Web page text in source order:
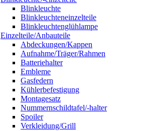
Blinkleuchte
Blinkleuchteneinzelteile
Blinkleuchtenglühlampe
Einzelteile/Anbauteile
Abdeckungen/Kappen
Aufnahme/Träger/Rahmen
Batteriehalter
Embleme
Gasfedern
Kühlerbefestigung
Montagesatz
Nummernschildtafel/-halter
Spoiler
Verkleidung/Grill